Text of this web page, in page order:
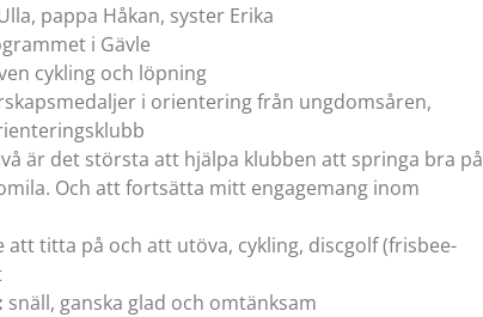
pappa Håkan, syster Erika
i Gävle
cykling och löpning
i orientering från ungdomsåren,
är det största att hjälpa klubben att springa bra på
Och att fortsätta mitt engagemang inom
att titta på och att utöva, cykling, discgolf (frisbee-
snäll, ganska glad och omtänksam